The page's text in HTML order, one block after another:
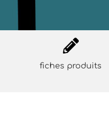
fiches produits